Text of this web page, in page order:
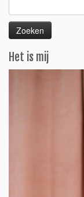
naar:
Het is mij